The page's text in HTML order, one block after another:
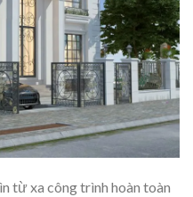
từ xa công trình hoàn toàn